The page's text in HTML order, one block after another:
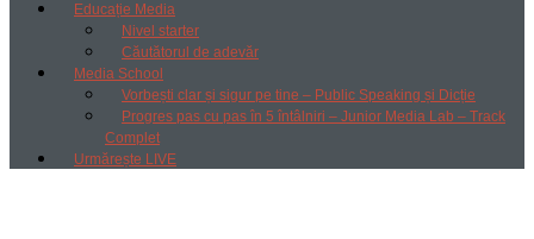
Educație Media
Nivel starter
Căutătorul de adevăr
Media School
Vorbești clar și sigur pe tine – Public Speaking și Dicție
Progres pas cu pas în 5 întâlniri – Junior Media Lab – Track
Complet
Urmărește LIVE